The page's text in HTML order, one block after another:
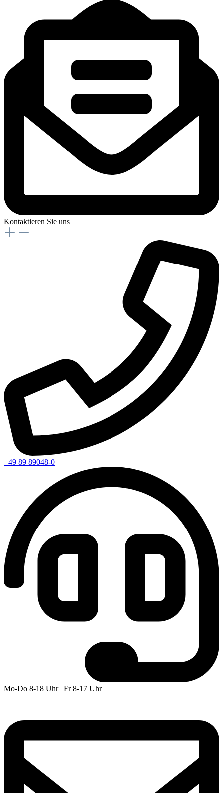
Kontaktieren Sie uns
+49 89 89048-0
Mo-Do 8-18 Uhr | Fr 8-17 Uhr